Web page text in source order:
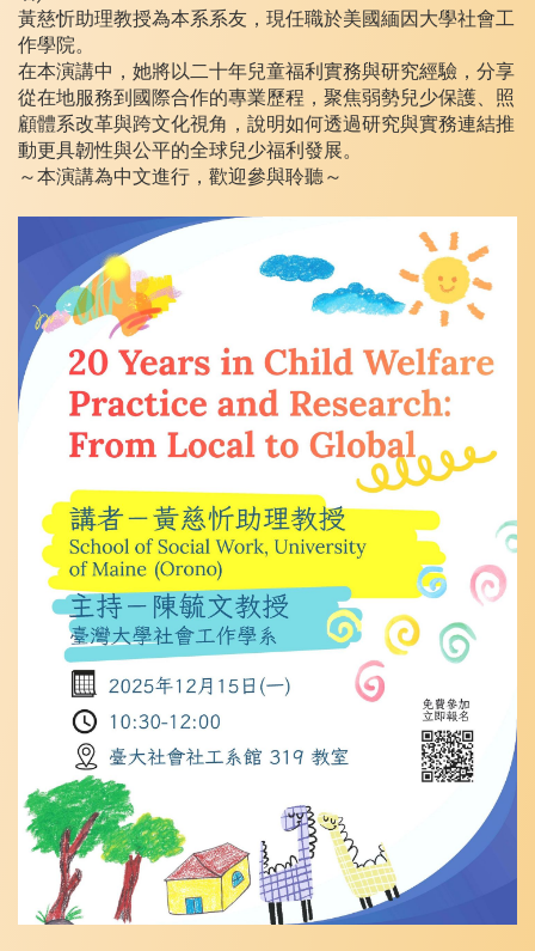
黃慈忻助理教授為本系系友，現任職於美國緬因大學社會工
作學院。
在本演講中，她將以二十年兒童福利實務與研究經驗，分享
從在地服務到國際合作的專業歷程，聚焦弱勢兒少保護、照
顧體系改革與跨文化視角，說明如何透過研究與實務連結推
動更具韌性與公平的全球兒少福利發展。
～本演講為中文進行，歡迎參與聆聽～